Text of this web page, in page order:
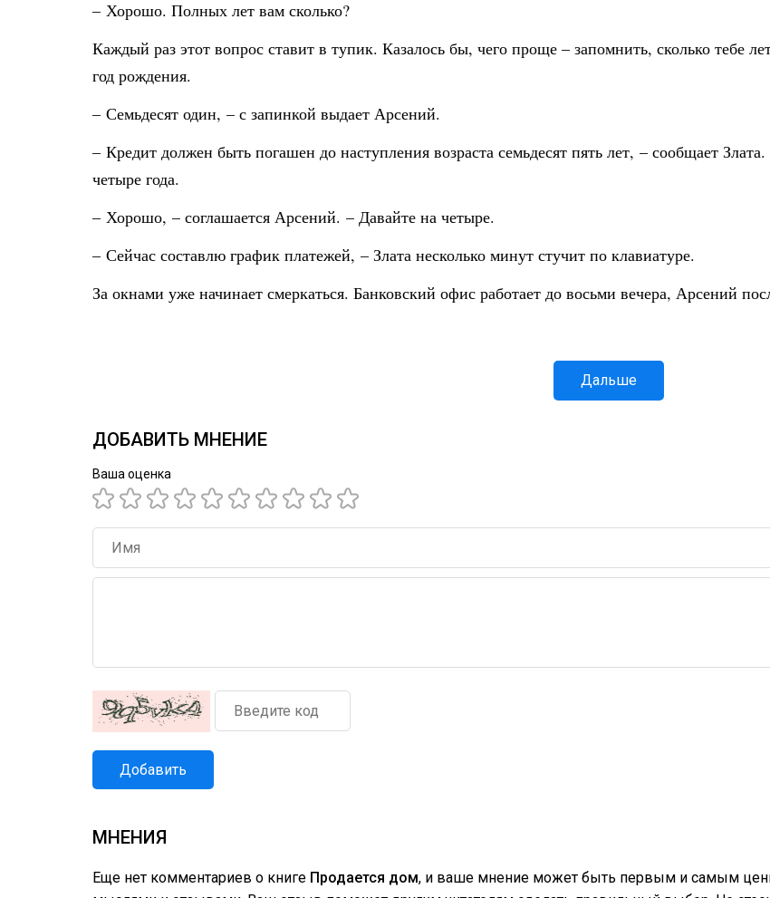
– Хорошо. Полных лет вам сколько?
Каждый раз этот вопрос ставит в тупик. Казалось бы, чего проще – запомнить, сколько тебе
год рождения.
– Семьдесят один, – с запинкой выдает Арсений.
– Кредит должен быть погашен до наступления возраста семьдесят пять лет, – сообщает
четыре года.
– Хорошо, – соглашается Арсений. – Давайте на четыре.
– Сейчас составлю график платежей, – Злата несколько минут стучит по клавиатуре.
За окнами уже начинает смеркаться. Банковский офис работает до восьми вечера, Арсений
Дальше
ДОБАВИТЬ МНЕНИЕ
Ваша оценка
Добавить
МНЕНИЯ
Еще нет комментариев о книге Продается дом, и ваше мнение может быть первым и самым